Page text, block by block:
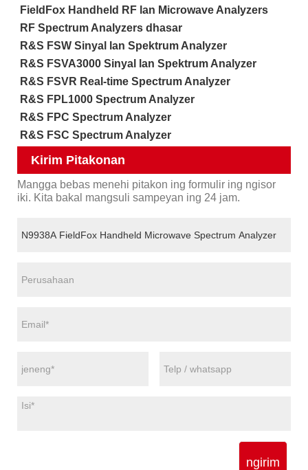
FieldFox Handheld RF lan Microwave Analyzers
RF Spectrum Analyzers dhasar
R&S FSW Sinyal lan Spektrum Analyzer
R&S FSVA3000 Sinyal lan Spektrum Analyzer
R&S FSVR Real-time Spectrum Analyzer
R&S FPL1000 Spectrum Analyzer
R&S FPC Spectrum Analyzer
R&S FSC Spectrum Analyzer
Kirim Pitakonan
Mangga bebas menehi pitakon ing formulir ing ngisor
iki. Kita bakal mangsuli sampeyan ing 24 jam.
ngirim